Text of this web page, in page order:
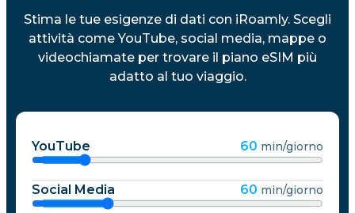
Stima le tue esigenze di dati con iRoamly. Scegli
attività come YouTube, social media, mappe o
videochiamate per trovare il piano eSIM più
adatto al tuo viaggio.
YouTube 60 min/giorno
Social Media 60 min/giorno